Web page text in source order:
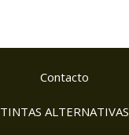
Contacto
TINTAS ALTERNATIVAS